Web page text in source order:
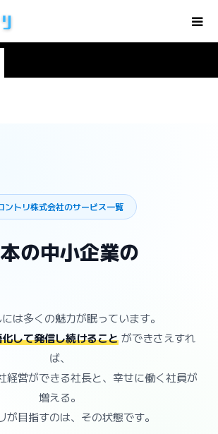
ントリ株式会社のサービス一覧
の中小企業の
は多くの魅力が眠っています。
して発信し続けることができさえすれ
ば、
経営ができる社長と、幸せに働く社員が
増える。
が目指すのは、その状態です。